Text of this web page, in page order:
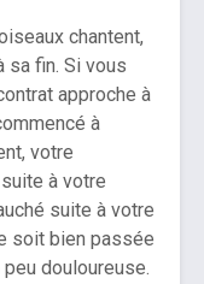
chantent,
sa fin. Si vous
approche à
à
votre
à votre
suite à votre
soit bien passée
douloureuse.